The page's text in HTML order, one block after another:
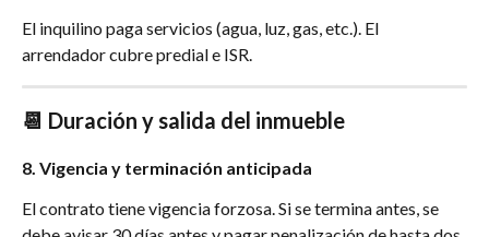
El inquilino paga servicios (agua, luz, gas, etc.). El
arrendador cubre predial e ISR.
📆 Duración y salida del inmueble
8. Vigencia y terminación anticipada
El contrato tiene vigencia forzosa. Si se termina antes, se